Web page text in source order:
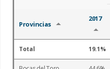
Provincias
2017
Total 19.1